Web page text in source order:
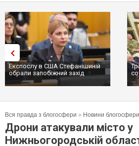
Експослу в США Стефанішиній
обрали запобіжний захід
...
Вся правда з блогосфери » Новини блогосфери
Дрони атакували місто у
Нижньогородській